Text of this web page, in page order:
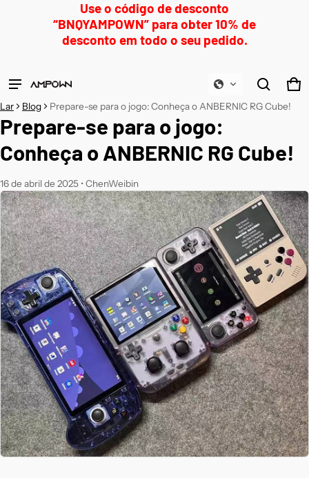
Use o código de desconto
“BNQYAMPOWN” para obter 10% de
desconto em todo o seu pedido.
0
Produto adicionado ao carrinho
Confira
Lar Blog Prepare-se para o jogo: Conheça o ANBERNIC RG Cube!
Prepare-se para o jogo:
Conheça o ANBERNIC RG Cube!
16 de abril de 2025 • ChenWeibin